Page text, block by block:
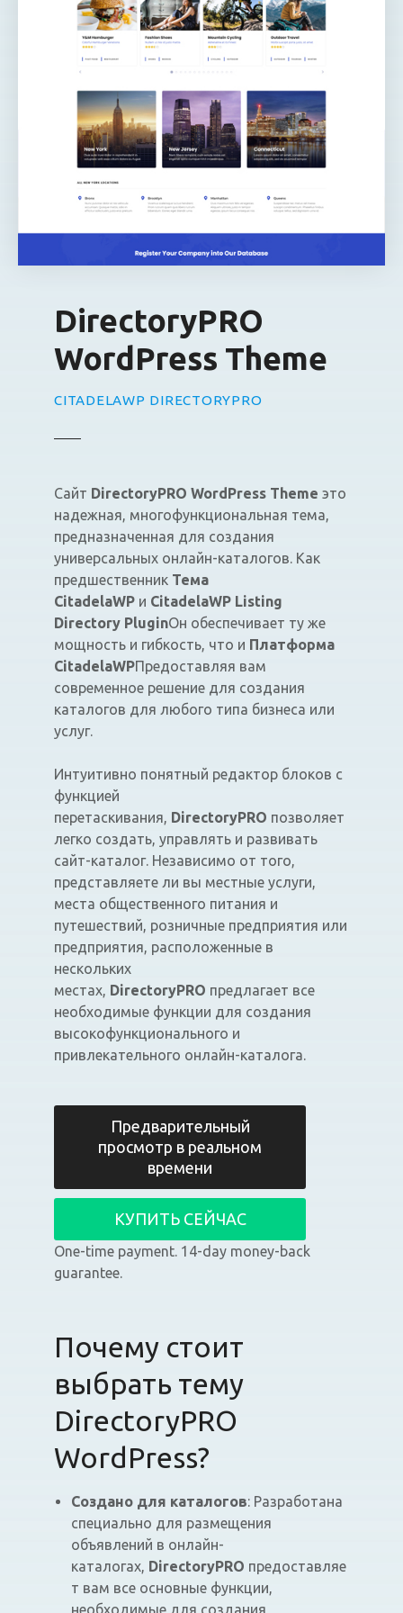
DirectoryPRO
WordPress Theme
CITADELAWP DIRECTORYPRO
Сайт DirectoryPRO WordPress Theme это
надежная, многофункциональная тема,
предназначенная для создания
универсальных онлайн-каталогов. Как
предшественник Тема
CitadelaWP и CitadelaWP Listing
Directory PluginОн обеспечивает ту же
мощность и гибкость, что и Платформа
CitadelaWPПредоставляя вам
современное решение для создания
каталогов для любого типа бизнеса или
услуг.
Интуитивно понятный редактор блоков с
функцией
перетаскивания, DirectoryPRO позволяет
легко создать, управлять и развивать
сайт-каталог. Независимо от того,
представляете ли вы местные услуги,
места общественного питания и
путешествий, розничные предприятия или
предприятия, расположенные в
нескольких
местах, DirectoryPRO предлагает все
необходимые функции для создания
высокофункционального и
привлекательного онлайн-каталога.
Предварительный
просмотр в реальном
времени
КУПИТЬ СЕЙЧАС
One-time payment. 14-day money-back
guarantee.
Почему стоит
выбрать тему
DirectoryPRO
WordPress?
Создано для каталогов: Разработана
специально для размещения
объявлений в онлайн-
каталогах, DirectoryPRO предоставляе
т вам все основные функции,
необходимые для создания